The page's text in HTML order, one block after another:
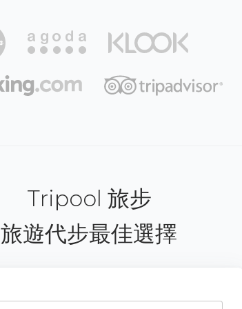
Tripool 旅步
旅遊代步最佳選擇